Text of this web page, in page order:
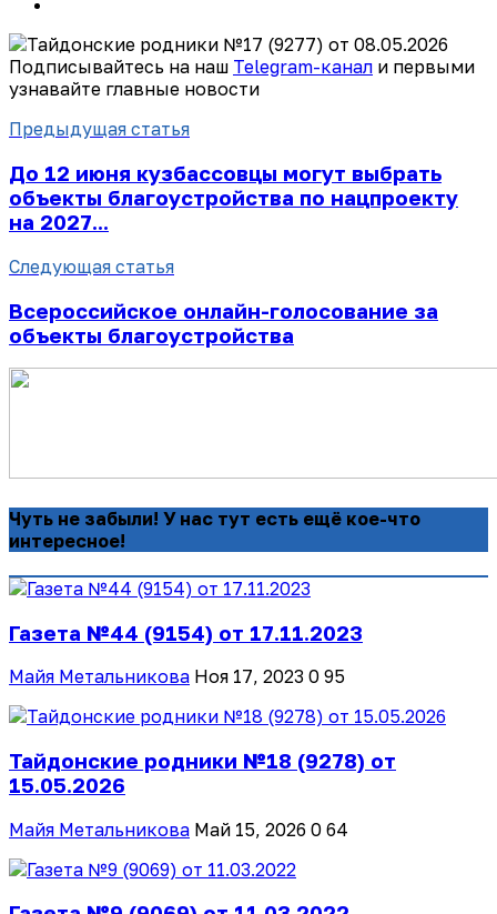
Подписывайтесь на наш Telegram-канал и первыми
узнавайте главные новости
Предыдущая статья
До 12 июня кузбассовцы могут выбрать
объекты благоустройства по нацпроекту
на 2027...
Следующая статья
Всероссийское онлайн-голосование за
объекты благоустройства
Чуть не забыли! У нас тут есть ещё кое-что
интересное!
Газета №44 (9154) от 17.11.2023
Майя Метальникова Ноя 17, 2023 0 95
Тайдонские родники №18 (9278) от
15.05.2026
Майя Метальникова Май 15, 2026 0 64